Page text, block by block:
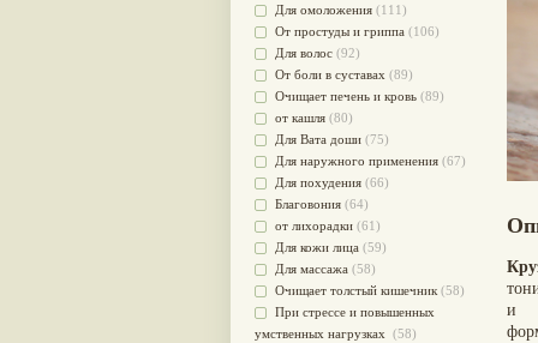
и
Для омоложения (111)
От простуды и гриппа (106)
Для волос (92)
От боли в суставах (89)
Очищает печень и кровь (89)
от кашля (80)
Для Вата доши (75)
Для наружного применения (67)
Для похудения (66)
Благовония (64)
от лихорадки (61)
Для кожи лица (59)
Для массажа (58)
Очищает толстый кишечник (58)
При стрессе и повышенных
умственных нагрузках (58)